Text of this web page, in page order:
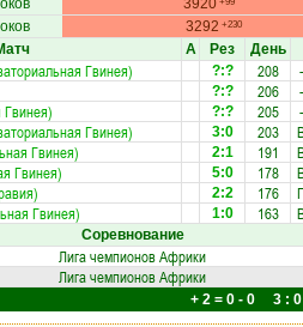
3920
3292 +230
А Рез
Гвинея) ?:?
?:?
Гвинея) ?:?
Гвинея) 3:0
Гвинея) 2:1
Гвинея) 5:0
2:2
Гвинея) 1:0
День
208
-
206
-
205
-
203
191
178
176
163
Соревнование
Лига чемпионов Африки
Лига чемпионов Африки
+ 2 = 0 - 0 3 : 0